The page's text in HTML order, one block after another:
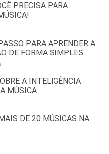
PRECISA PARA
PARA APRENDER A
DE FORMA SIMPLES
A INTELIGÊNCIA
MÚSICA
DE 20 MÚSICAS NA